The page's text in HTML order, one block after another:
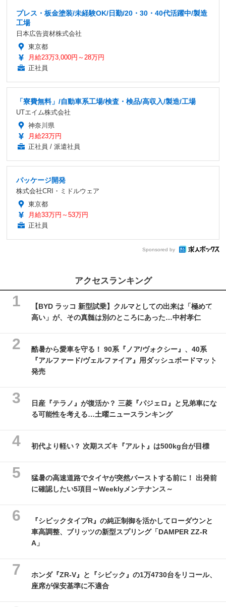
プレス・板金塗装/未経験OK/日勤/20・30・40代活躍中/製造
工場
日本広告資材株式会社
東京都
月給23万3,000円～28万円
正社員
「寮費無料」/自動車系工場/検査・検品/高収入/製造/工場
UTエイム株式会社
神奈川県
月給23万円
正社員 / 派遣社員
パッケージ開発
株式会社CRI・ミドルウェア
東京都
月給33万円～53万円
正社員
Sponsored by
アクセスランキング
【BYD ラッコ 新型試乗】クルマとしての出来は「極めて
高い」が、その真髄は別のところにあった…中村孝仁
酷暑から愛車を守る！ 90系『ノア/ヴォクシー』、40系
『アルファード/ヴェルファイア』用ダッシュボードマット
発売
日産『テラノ』が復活か？ 三菱『パジェロ』と兄弟車にな
る可能性を考える…土曜ニュースランキング
初代より軽い？ 次期スズキ『アルト』は500kg台が目標
猛暑の高速道路でタイヤが突然バーストする前に！ 出発前
に確認したい5項目～Weeklyメンテナンス～
『シビックタイプR』の純正制御を活かしてローダウンと
車高調整、ブリッツの新型スプリング「DAMPER ZZ-R
A」
ホンダ『ZR-V』と『シビック』の1万4730台をリコール、
座席が保安基準に不適合